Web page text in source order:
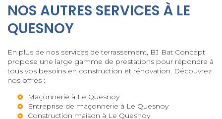
NOS AUTRES SERVICES À LE
QUESNOY
En plus de nos services de terrassement, BJ Bat Concept
propose une large gamme de prestations pour répondre à
tous vos besoins en construction et rénovation. Découvrez
nos offres :
Maçonnerie à Le Quesnoy
Entreprise de maçonnerie à Le Quesnoy
Construction maison à Le Quesnoy